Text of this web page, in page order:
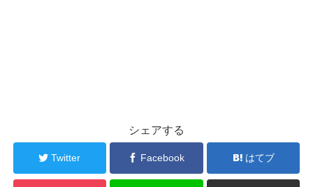
シェアする
Twitter Facebook はてブ